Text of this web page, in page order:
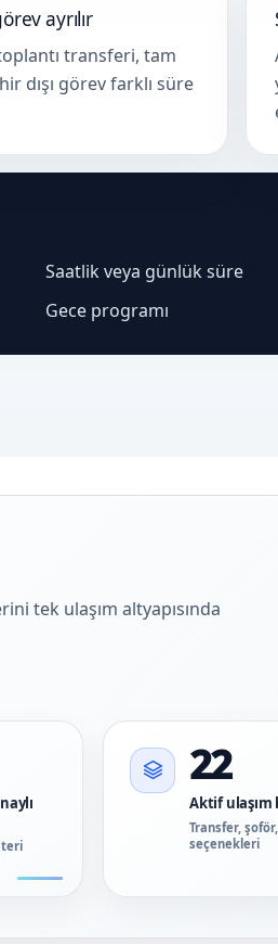
ayrılır
transferi, tam
dışı görev farklı süre
Saatlik veya günlük süre
Gece programı
tek ulaşım altyapısında
22
Aktif ulaşım
Transfer,
seçenekleri